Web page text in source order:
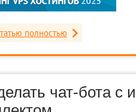
полностью
чат-бота с